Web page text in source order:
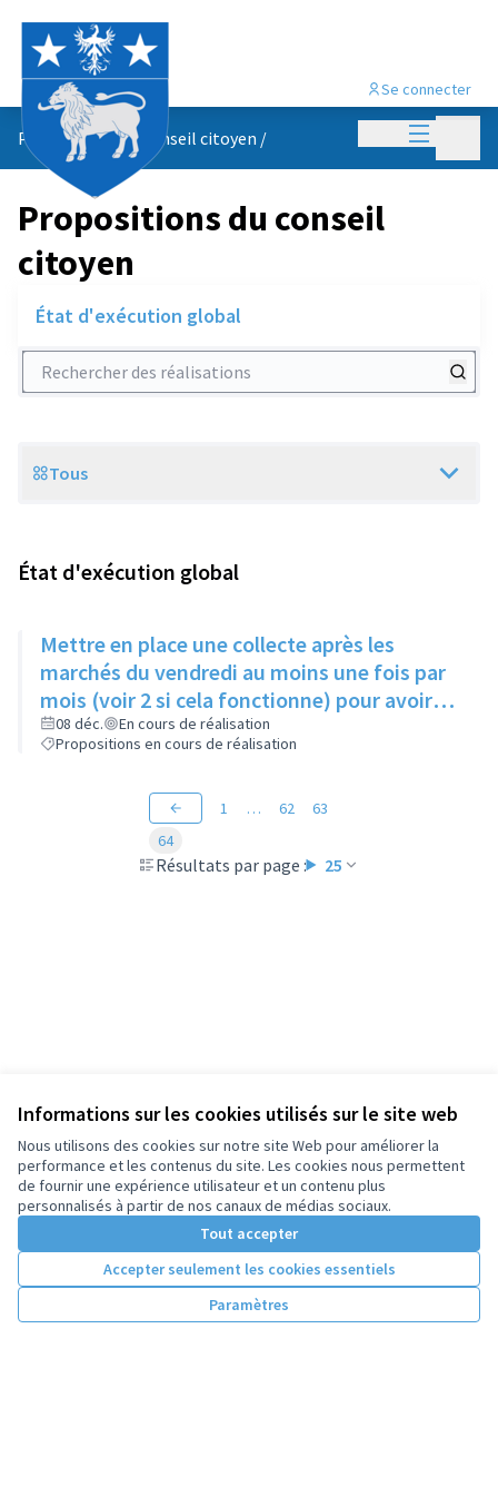
Informations sur les cookies utilisés sur le site web
Nous utilisons des cookies sur notre site Web pour améliorer la
performance et les contenus du site. Les cookies nous permettent
de fournir une expérience utilisateur et un contenu plus
personnalisés à partir de nos canaux de médias sociaux.
Tout accepter
Accepter seulement les cookies essentiels
Paramètres
Menu
Se connecter
Propositions du conseil citoyen /
Propositions du conseil
citoyen
État d'exécution global
Rechercher des réalisations
Scope
Tous
État d'exécution global
Mettre en place une collecte après les
marchés du vendredi au moins une fois par
mois (voir 2 si cela fonctionne) pour avoir
des produits frais pour l'Epice'Rill
08 déc.
En cours de réalisation
Propositions en cours de réalisation
Résultats par page : 25
1 … 62
63
64